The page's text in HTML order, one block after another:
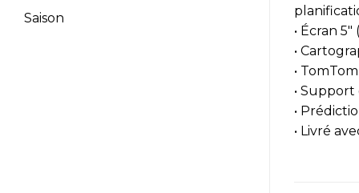
Saison
• Écran
•
•
•
•
• Livré